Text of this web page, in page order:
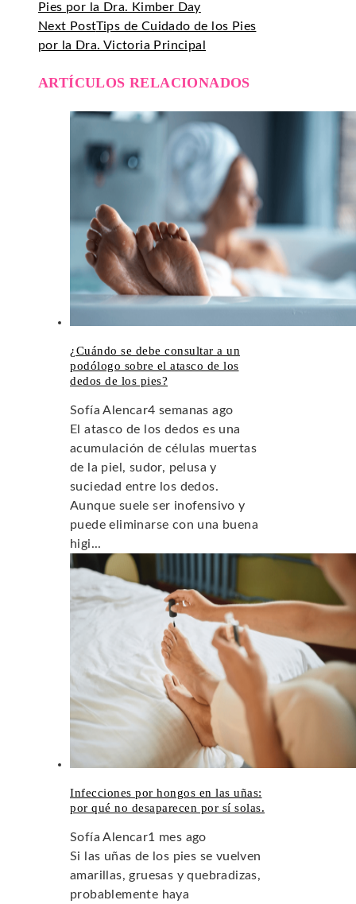
Pies por la Dra. Kimber Day
Next PostTips de Cuidado de los Pies
por la Dra. Victoria Principal
ARTÍCULOS RELACIONADOS
¿Cuándo se debe consultar a un
podólogo sobre el atasco de los
dedos de los pies?
Sofía Alencar4 semanas ago
El atasco de los dedos es una
acumulación de células muertas
de la piel, sudor, pelusa y
suciedad entre los dedos.
Aunque suele ser inofensivo y
puede eliminarse con una buena
higi...
Infecciones por hongos en las uñas:
por qué no desaparecen por sí solas.
Sofía Alencar1 mes ago
Si las uñas de los pies se vuelven
amarillas, gruesas y quebradizas,
probablemente haya